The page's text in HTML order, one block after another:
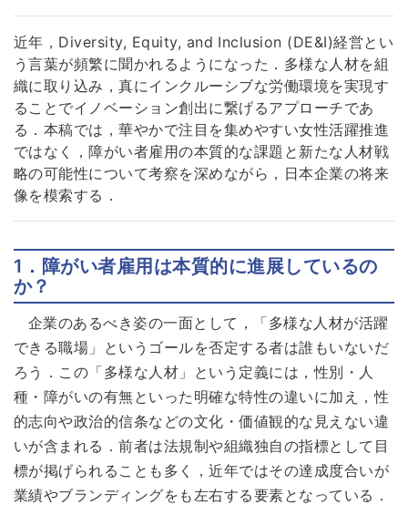
近年，Diversity, Equity, and Inclusion (DE&I)経営とい
う言葉が頻繁に聞かれるようになった．多様な人材を組
織に取り込み，真にインクルーシブな労働環境を実現す
ることでイノベーション創出に繋げるアプローチであ
る．本稿では，華やかで注目を集めやすい女性活躍推進
ではなく，障がい者雇用の本質的な課題と新たな人材戦
略の可能性について考察を深めながら，日本企業の将来
像を模索する．
1．障がい者雇用は本質的に進展しているの
か？
企業のあるべき姿の一面として，「多様な人材が活躍
できる職場」というゴールを否定する者は誰もいないだ
ろう．この「多様な人材」という定義には，性別・人
種・障がいの有無といった明確な特性の違いに加え，性
的志向や政治的信条などの文化・価値観的な見えない違
いが含まれる．前者は法規制や組織独自の指標として目
標が掲げられることも多く，近年ではその達成度合いが
業績やブランディングをも左右する要素となっている．